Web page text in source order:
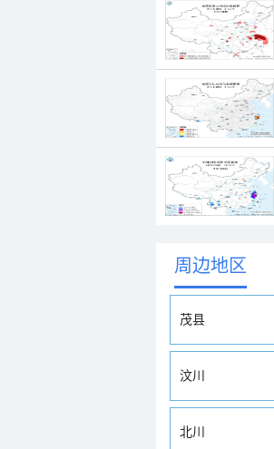
周边地区
茂县
汶川
北川